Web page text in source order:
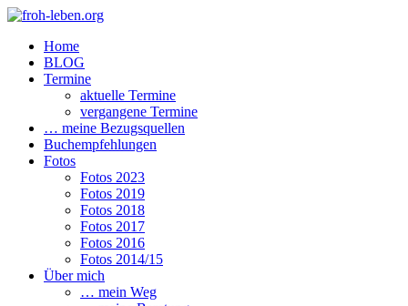
Home
BLOG
Termine
aktuelle Termine
vergangene Termine
… meine Bezugsquellen
Buchempfehlungen
Fotos
Fotos 2023
Fotos 2019
Fotos 2018
Fotos 2017
Fotos 2016
Fotos 2014/15
Über mich
… mein Weg